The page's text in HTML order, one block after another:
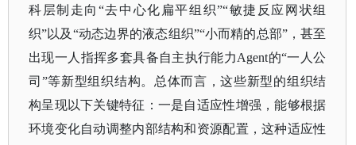
科层制走向“去中心化扁平组织”“敏捷反应网状组
织”以及“动态边界的液态组织”“小而精的总部”，甚至
出现一人指挥多套具备自主执行能力Agent的“一人公
司”等新型组织结构。总体而言，这些新型的组织结
构呈现以下关键特征：一是自适应性增强，能够根据
环境变化自动调整内部结构和资源配置，这种适应性